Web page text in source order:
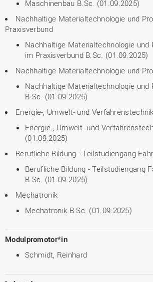
Maschinenbau B.Sc. (01.09.2025)
Nachhaltige Materialtechnologie und
Praxisverbund
Nachhaltige Materialtechnologie und
im Praxisverbund B.Sc. (01.09.2025)
Nachhaltige Materialtechnologie und
Nachhaltige Materialtechnologie und
B.Sc. (01.09.2025)
Energie-, Umwelt- und Verfahrenstechnik
Energie-, Umwelt- und
(01.09.2025)
Berufliche Bildung - Teilstudiengang
Berufliche Bildung - Teilstudiengang
B.Sc. (01.09.2025)
Mechatronik
Mechatronik B.Sc. (01.09.2025)
Modulpromotor*in
Schmidt, Reinhard